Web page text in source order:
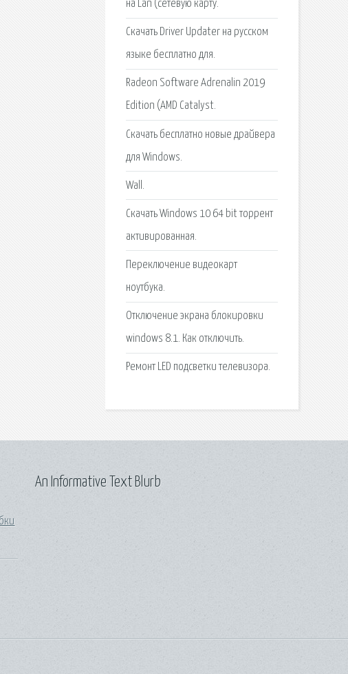
на Lan (сетевую карту.
Скачать Driver Updater на русском
языке бесплатно для.
Radeon Software Adrenalin 2019
Edition (AMD Catalyst.
Скачать бесплатно новые драйвера
для Windows.
Wall.
Скачать Windows 10 64 bit торрент
активированная.
Переключение видеокарт
ноутбука.
Отключение экрана блокировки
windows 8.1. Как отключить.
Ремонт LED подсветки телевизора.
An Informative Text Blurb